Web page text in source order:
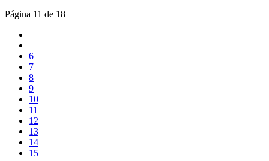
Página 11 de 18
6
7
8
9
10
11
12
13
14
15